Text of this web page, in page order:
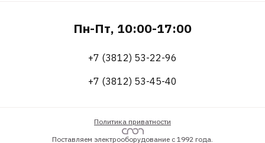
Пн-Пт, 10:00-17:00
+7 (3812) 53-22-96
+7 (3812) 53-45-40
Политика приватности
Поставляем электрооборудование с 1992 года.